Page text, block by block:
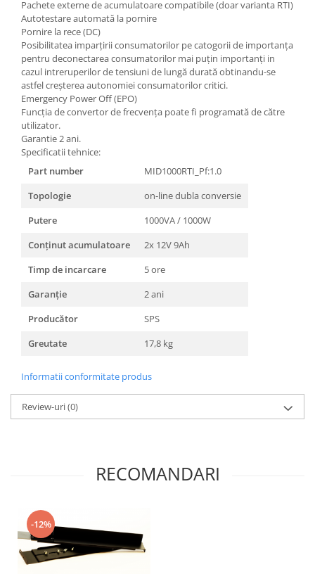
Pachete externe de acumulatoare compatibile (doar varianta RTI)
Autotestare automată la pornire
Pornire la rece (DC)
Posibilitatea imparţirii consumatorilor pe catogorii de importanţa
pentru deconectarea consumatorilor mai puţin importanţi in
cazul intreruperilor de tensiuni de lungă durată obtinandu-se
astfel creşterea autonomiei consumatorilor critici.
Emergency Power Off (EPO)
Funcţia de convertor de frecvenţa poate fi programată de către
utilizator.
Garantie 2 ani.
Specificatii tehnice:
Part number
MID1000RTI_Pf:1.0
Topologie
on-line dubla conversie
Putere
1000VA / 1000W
Conținut acumulatoare
2x 12V 9Ah
Timp de incarcare
5 ore
Garanție
2 ani
Producător
SPS
Greutate
17,8 kg
Informatii conformitate produs
Review-uri(0)
RECOMANDARI
-12%